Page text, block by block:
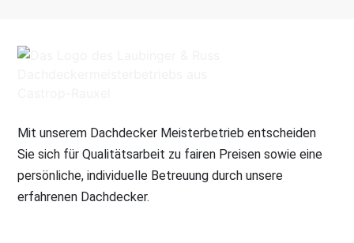
Mit unserem Dachdecker Meisterbetrieb entscheiden
Sie sich für Qualitätsarbeit zu fairen Preisen sowie eine
persönliche, individuelle Betreuung durch unsere
erfahrenen Dachdecker.